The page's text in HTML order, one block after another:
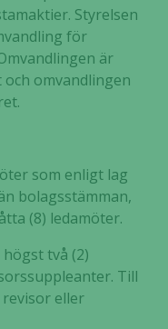
Styrelsen
för
är
omvandlingen
som enligt lag
bolagsstämman,
(8) ledamöter.
två (2)
Till
eller